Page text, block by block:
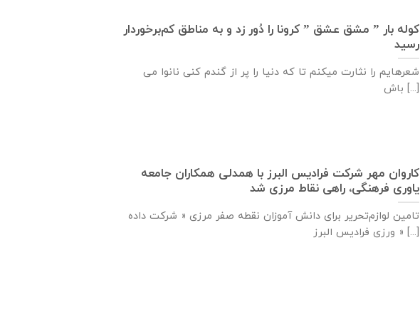
کوله بار ” مشق عشق ” کرونا را دُور زد و به مناطق کم‌برخوردار
رسید
شعرهایم را نثارت میکنم تا که دنیا را پر از گندم کنی نانوا می
باش [...]
كاروان مهر شرکت فرادیس البرز با همدلی همکاران جامعه
یاوری فرهنگی، راهی نقاط مرزی شد
تامين لوازم‌تحرير برای دانش آموزان نقطه صفر مرزی « شرکت داده
ورزی فراديس البرز » [...]